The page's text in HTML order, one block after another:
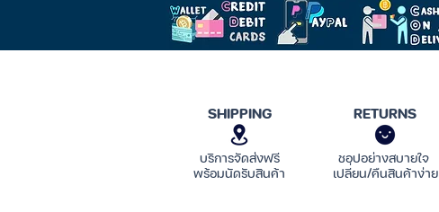
SHIPPING
บริการจัดส่งฟรี
พร้อมนัดรับสินค้า
RETURNS
ชอปอย่างสบายใจ
เปลี่ยน/คืนสินค้าง่าย